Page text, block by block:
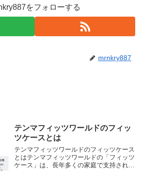
をフォローする
mrnkry887
テンマフィッツワールドのフィッ
ツケースとは
テンマフィッツワールドのフィッツケース
とはテンマフィッツワールドの「フィッツ
ケース」は、長年多くの家庭で支持されて